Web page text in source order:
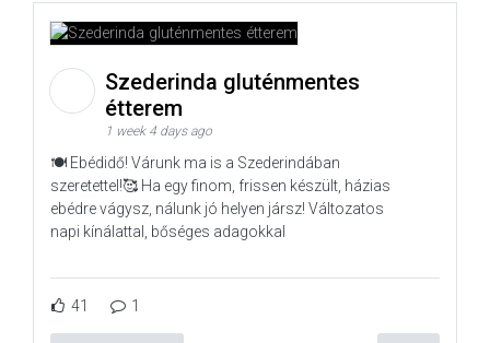
Szederinda gluténmentes
étterem
1 week 4 days ago
🍽️ Ebédidő! Várunk ma is a Szederindában
szeretettel!🥰 Ha egy finom, frissen készült, házias
ebédre vágysz, nálunk jó helyen jársz! Változatos
napi kínálattal, bőséges adagokkal
41 1